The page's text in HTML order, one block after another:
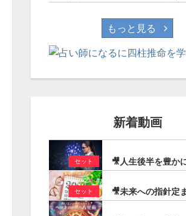
もっと見る
新着動画
セット
セット